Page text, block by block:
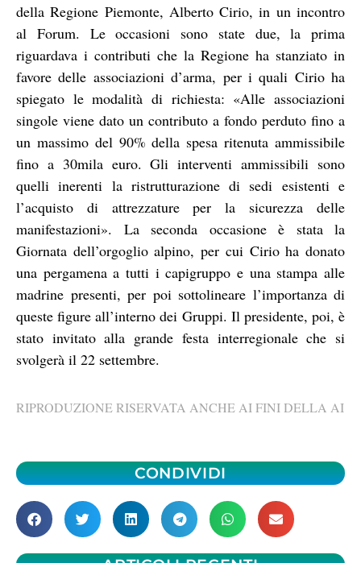
della Regione Piemonte, Alberto Cirio, in un incontro
al Forum. Le occasioni sono state due, la prima
riguardava i contributi che la Regione ha stanziato in
favore delle associazioni d’arma, per i quali Cirio ha
spiegato le modalità di richiesta: «Alle associazioni
singole viene dato un contributo a fondo perduto fino a
un massimo del 90% della spesa ritenuta ammissibile
fino a 30mila euro. Gli interventi ammissibili sono
quelli inerenti la ristrutturazione di sedi esistenti e
l’acquisto di attrezzature per la sicurezza delle
manifestazioni». La seconda occasione è stata la
Giornata dell’orgoglio alpino, per cui Cirio ha donato
una pergamena a tutti i capigruppo e una stampa alle
madrine presenti, per poi sottolineare l’importanza di
queste figure all’interno dei Gruppi. Il presidente, poi, è
stato invitato alla grande festa interregionale che si
svolgerà il 22 settembre.
RIPRODUZIONE RISERVATA ANCHE AI FINI DELLA AI
CONDIVIDI